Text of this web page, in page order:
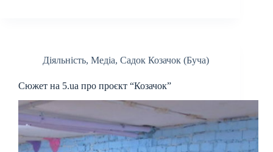
Діяльність, Медіа, Садок Козачок (Буча)
Сюжет на 5.ua про проєкт “Козачок”